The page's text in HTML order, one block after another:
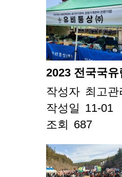
2023 전국국
작성자 최고관
작성일 11-01
조회 687